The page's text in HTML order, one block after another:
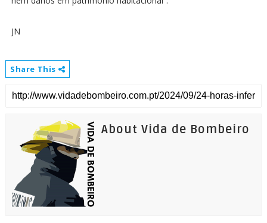
JN
Share This
About Vida de Bombeiro